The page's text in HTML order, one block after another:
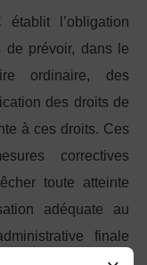
l’obligation
de prévoir, dans le
ordinaire, des
des droits de
à ces droits. Ces
correctives
toute atteinte
adéquate au
finale